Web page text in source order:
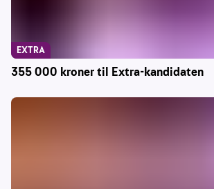
355 000 kroner til Extra-kandidaten
EXTRA